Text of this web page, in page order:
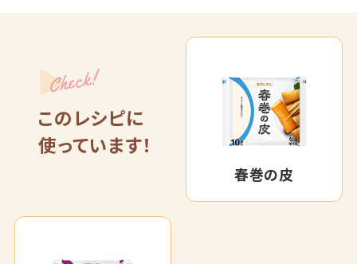
Check!
このレシピに
使っています！
春巻の皮